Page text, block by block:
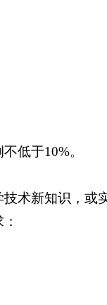
低于10%。
术新知识，